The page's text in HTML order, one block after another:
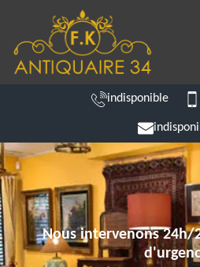
indisponible
Nous intervenons 24h/